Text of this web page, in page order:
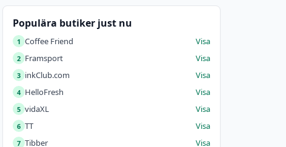
Populära butiker just nu
1 Coffee Friend Visa
2 Framsport Visa
3 inkClub.com Visa
4 HelloFresh Visa
5 vidaXL Visa
6 TT Visa
7 Tibber Visa